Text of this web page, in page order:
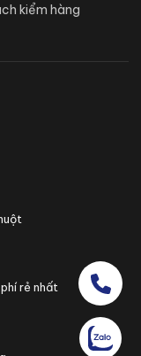
kiểm hàng
rẻ nhất